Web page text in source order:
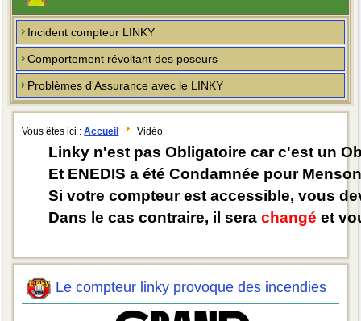
Incident compteur LINKY
Comportement révoltant des poseurs
Problèmes d'Assurance avec le LINKY
Vous êtes ici :Accueil Vidéo
Linky n'est pas Obligatoire car c'est un
Et ENEDIS a été Condamnée pour
Si votre compteur est accessible, vous
Dans le cas contraire, il serachangé et
Le compteur linky provoque des incendies